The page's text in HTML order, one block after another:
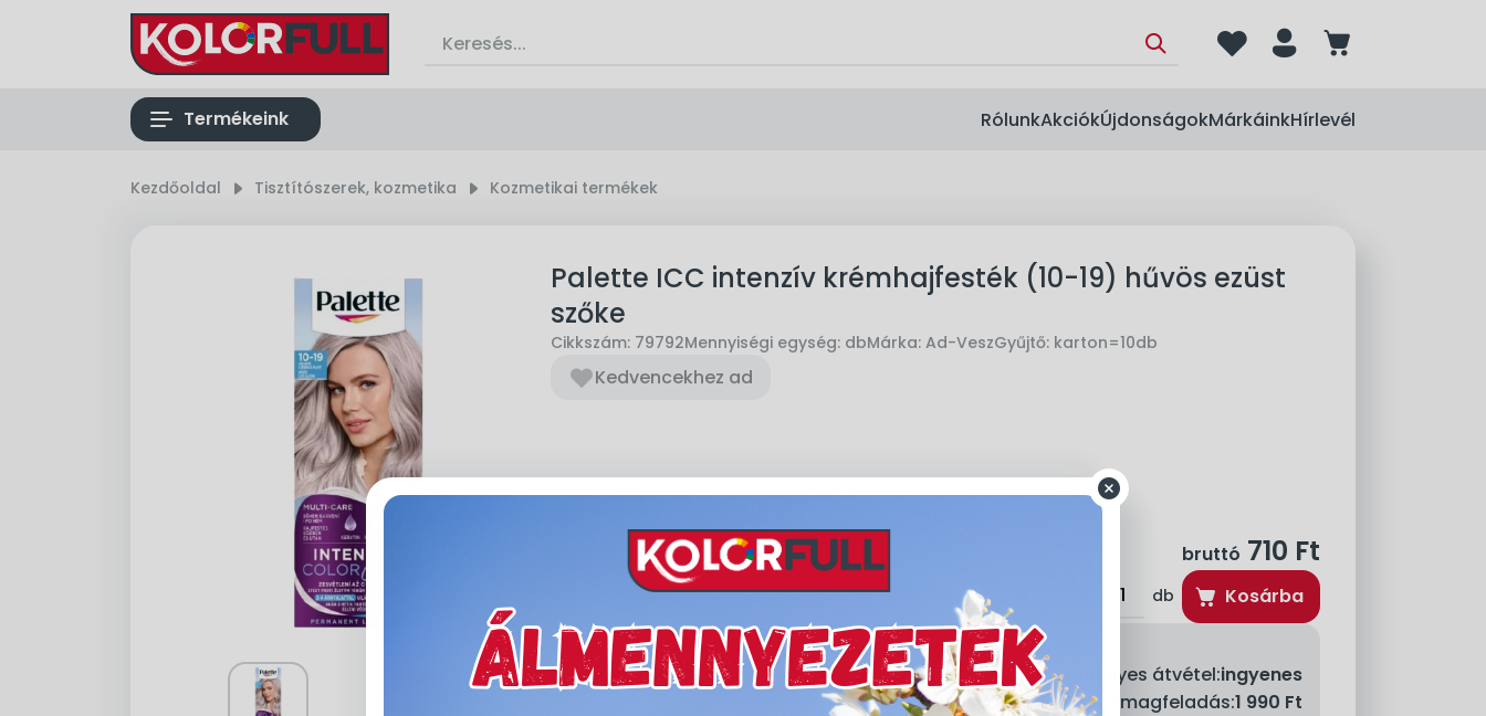
heart person cart
list Termékeink RólunkAkciókÚjdonságokMárkáinkHírlevél
Kezdőoldal right_small Tisztítószerek, kozmetika right_small Kozmetikai termékek
Palette ICC intenzív krémhajfesték (10-19) hűvös ezüst
szőke
Cikkszám: 79792Mennyiségi egység: dbMárka: Ad-VeszGyűjtő: karton=10db
Kedvencekhez ad
bruttó 710 Ft
db Kosárba
delivery Szállítási díjak:
Személyes átvétel:ingyenes
Kiszállítás - MPL csomagfeladás:1 990 Ft